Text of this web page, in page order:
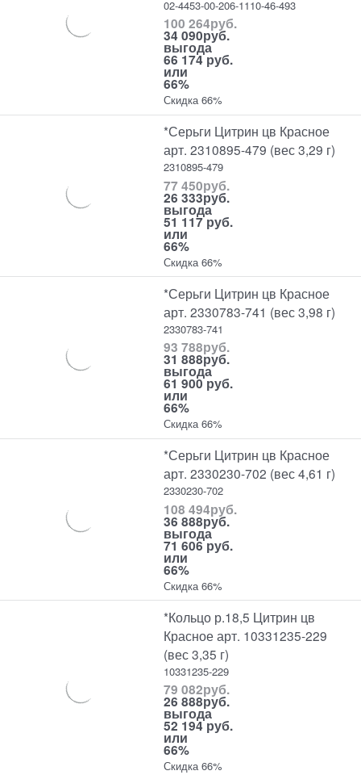
02-4453-00-206-1110-46-493
100 264руб.
34 090руб.
выгода
66 174 руб.
или
66%
Скидка 66%
*Серьги Цитрин цв Красное
арт. 2310895-479 (вес 3,29 г)
2310895-479
77 450руб.
26 333руб.
выгода
51 117 руб.
или
66%
Скидка 66%
*Серьги Цитрин цв Красное
арт. 2330783-741 (вес 3,98 г)
2330783-741
93 788руб.
31 888руб.
выгода
61 900 руб.
или
66%
Скидка 66%
*Серьги Цитрин цв Красное
арт. 2330230-702 (вес 4,61 г)
2330230-702
108 494руб.
36 888руб.
выгода
71 606 руб.
или
66%
Скидка 66%
*Кольцо р.18,5 Цитрин цв
Красное арт. 10331235-229
(вес 3,35 г)
10331235-229
79 082руб.
26 888руб.
выгода
52 194 руб.
или
66%
Скидка 66%